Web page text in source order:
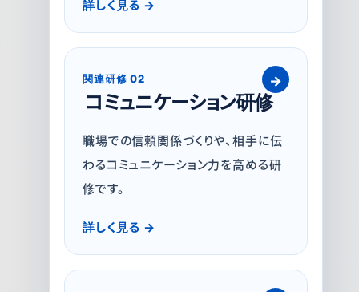
詳しく見る
関連研修 02
コミュニケーション研修
職場での信頼関係づくりや、相手に伝
わるコミュニケーション力を高める研
修です。
詳しく見る